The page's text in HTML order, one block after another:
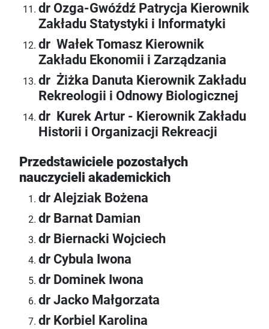
dr Ozga-Gwóźdź Patrycja Kierownik
Zakładu Statystyki i Informatyki
dr Wałek Tomasz Kierownik
Zakładu Ekonomii i Zarządzania
dr Żiżka Danuta Kierownik Zakładu
Rekreologii i Odnowy Biologicznej
dr Kurek Artur - Kierownik Zakładu
Historii i Organizacji Rekreacji
Przedstawiciele pozostałych
nauczycieli akademickich
dr Alejziak Bożena
dr Barnat Damian
dr Biernacki Wojciech
dr Cybula Iwona
dr Dominek Iwona
dr Jacko Małgorzata
dr Korbiel Karolina